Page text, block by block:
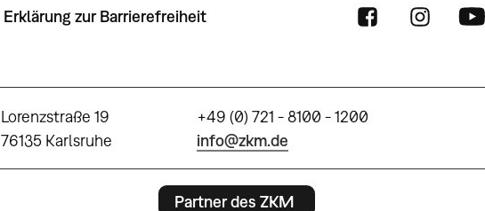
Erklärung zur Barrierefreiheit
Lorenzstraße 19
76135 Karlsruhe
+49 (0) 721 - 8100 - 1200
info@zkm.de
Partner des ZKM